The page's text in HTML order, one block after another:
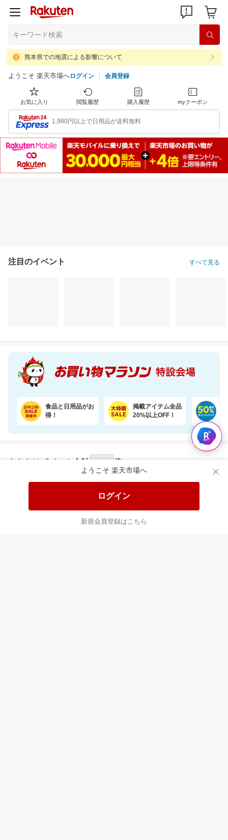
熊本県での地震による影響について
ようこそ 楽天市場へログイン 会員登録
お気に入り 閲覧履歴 購入履歴 myクーポン
1,980円以上で日用品が送料無料
ようこそ 楽天市場へ
ログイン
新規会員登録はこちら
注目のイベント すべて見る
食品と日用品がお
得！
掲載アイテム全品
20%以上OFF！
あなたはポイント 合計 倍